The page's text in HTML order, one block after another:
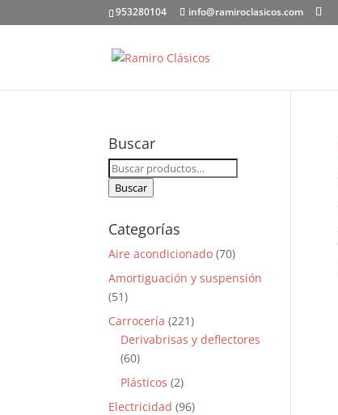
953280104 info@ramiroclasicos.com
Buscar
Buscar
por:
Buscar
Categorías
Aire acondicionado (70)
Amortiguación y suspensión
(51)
Carrocería (221)
Derivabrisas y deflectores
(60)
Plásticos (2)
Electricidad (96)